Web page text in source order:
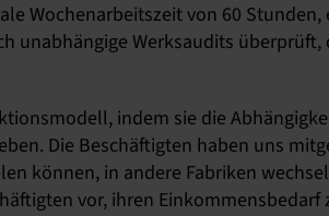
Wochenarbeitszeit von 60
unabhängige Werksaudits
indem sie die
Die Beschäftigten haben uns
können, in andere Fabriken
vor, ihren